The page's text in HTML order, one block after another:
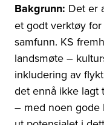
Bakgrunn: Det er
et godt verktøy
samfunn. KS
landsmøte –
inkludering av
det ennå ikke lagt
– med noen gode